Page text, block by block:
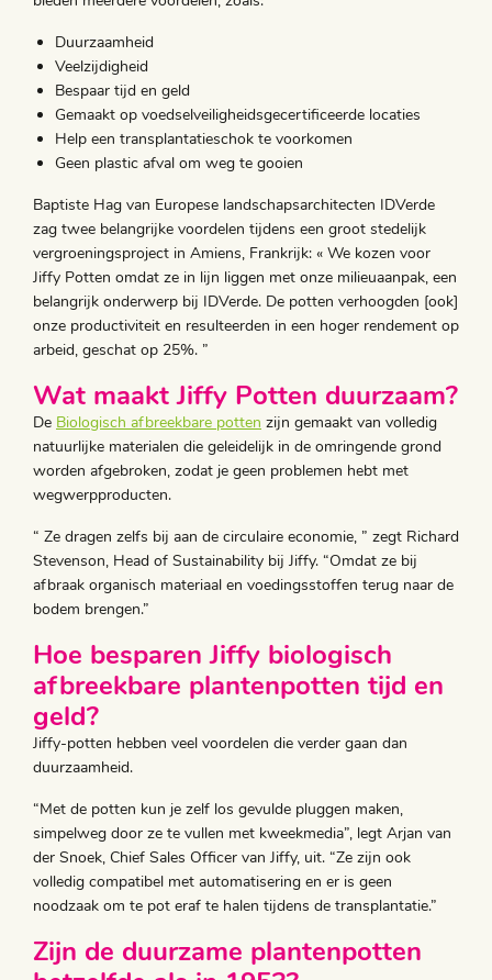
Duurzaamheid
Veelzijdigheid
Bespaar tijd en geld
Gemaakt op voedselveiligheidsgecertificeerde locaties
Help een transplantatieschok te voorkomen
Geen plastic afval om weg te gooien
Baptiste Hag van Europese landschapsarchitecten IDVerde
zag twee belangrijke voordelen tijdens een groot stedelijk
vergroeningsproject in Amiens, Frankrijk: « We kozen voor
Jiffy Potten omdat ze in lijn liggen met onze milieuaanpak, een
belangrijk onderwerp bij IDVerde. De potten verhoogden [ook]
onze productiviteit en resulteerden in een hoger rendement op
arbeid, geschat op 25%. ”
Wat maakt Jiffy Potten duurzaam?
De Biologisch afbreekbare potten zijn gemaakt van volledig
natuurlijke materialen die geleidelijk in de omringende grond
worden afgebroken, zodat je geen problemen hebt met
wegwerpproducten.
“ Ze dragen zelfs bij aan de circulaire economie, ” zegt Richard
Stevenson, Head of Sustainability bij Jiffy. “Omdat ze bij
afbraak organisch materiaal en voedingsstoffen terug naar de
bodem brengen.”
Hoe besparen Jiffy biologisch
afbreekbare plantenpotten tijd en
geld?
Jiffy-potten hebben veel voordelen die verder gaan dan
duurzaamheid.
“Met de potten kun je zelf los gevulde pluggen maken,
simpelweg door ze te vullen met kweekmedia”, legt Arjan van
der Snoek, Chief Sales Officer van Jiffy, uit. “Ze zijn ook
volledig compatibel met automatisering en er is geen
noodzaak om te pot eraf te halen tijdens de transplantatie.”
Zijn de duurzame plantenpotten